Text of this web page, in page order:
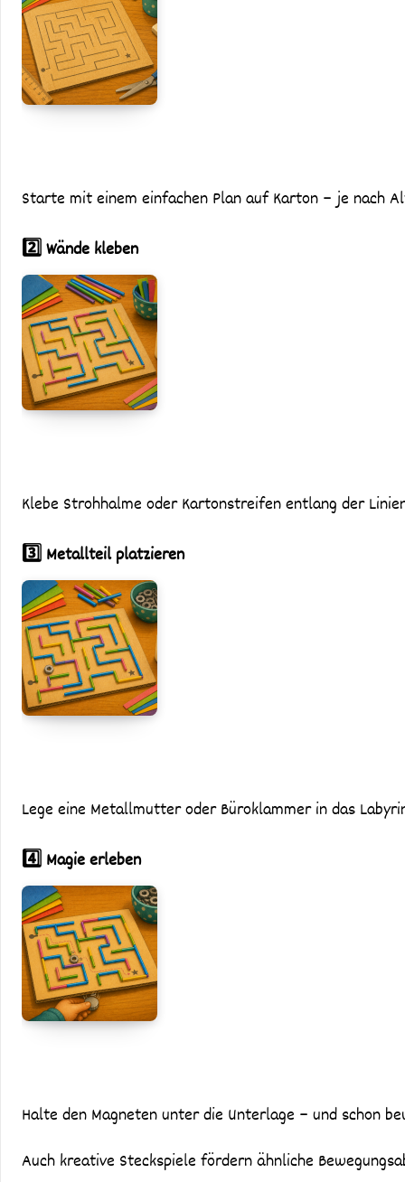
Starte mit einem einfachen Plan auf Karton – je nach
2️⃣ Wände kleben
Klebe Strohhalme oder Kartonstreifen entlang der
3️⃣ Metallteil platzieren
Lege eine Metallmutter oder Büroklammer in das
4️⃣ Magie erleben
Halte den Magneten unter die Unterlage – und schon
Auch kreative Steckspiele fördern ähnliche